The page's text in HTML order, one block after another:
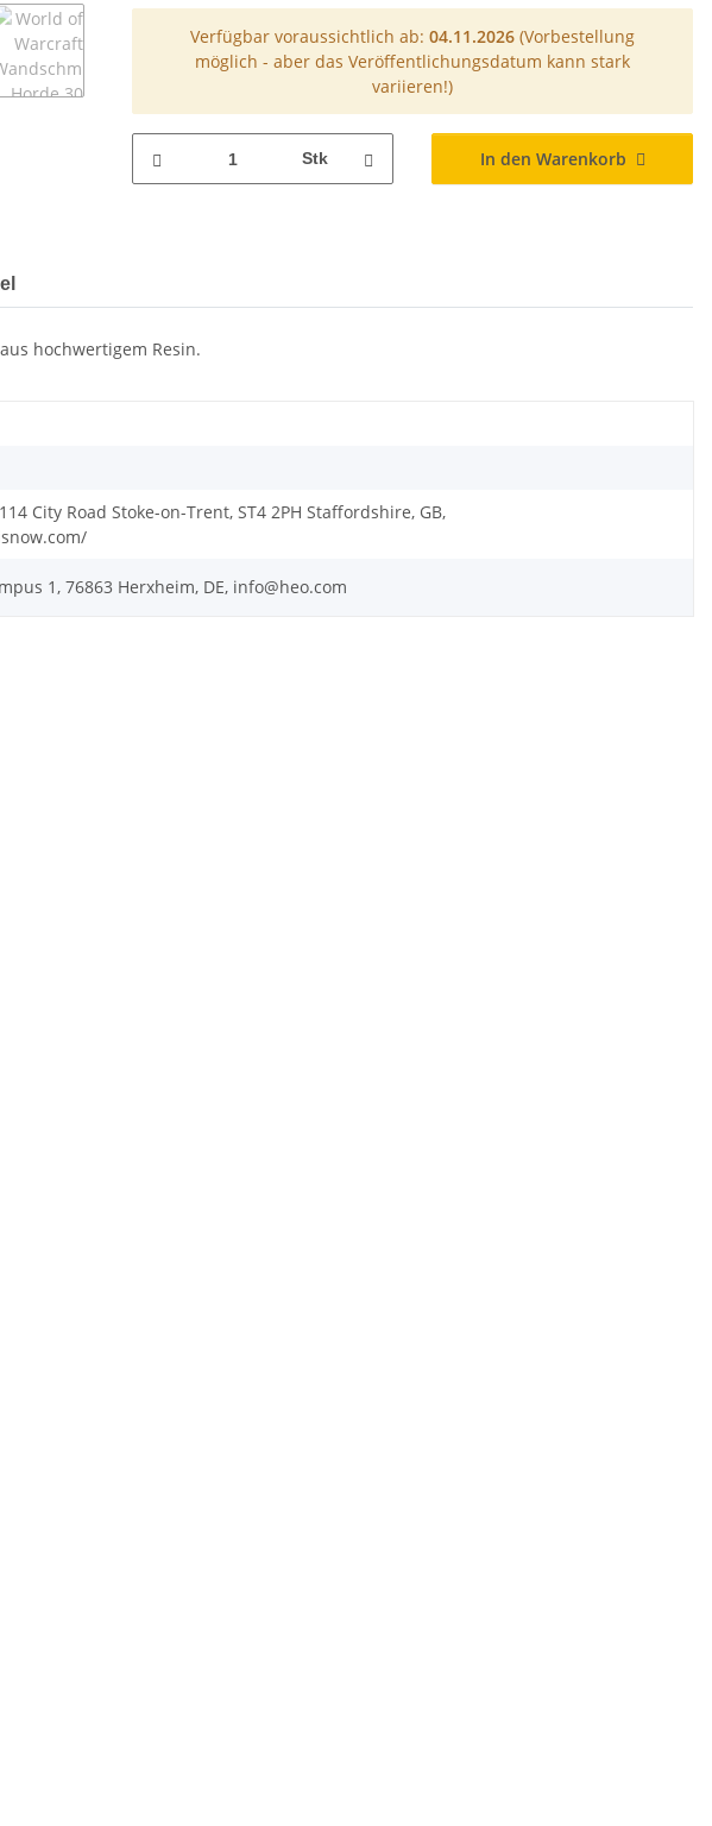
Verfügbar voraussichtlich ab: 04.11.2026 (Vorbestellung
möglich - aber das Veröffentlichungsdatum kann stark
variieren!)
Stk In den Warenkorb
hochwertigem Resin.
City Road Stoke-on-Trent, ST4 2PH Staffordshire, GB,
1, 76863 Herxheim, DE, info@heo.com